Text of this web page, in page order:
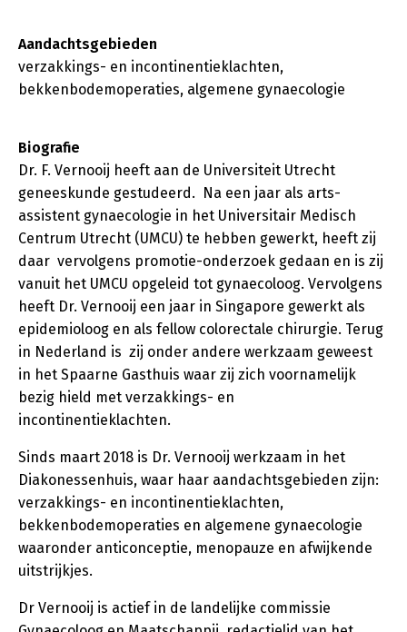
Aandachtsgebieden
verzakkings- en incontinentieklachten,
bekkenbodemoperaties, algemene gynaecologie
Biografie
Dr. F. Vernooij heeft aan de Universiteit Utrecht
geneeskunde gestudeerd. Na een jaar als arts-
assistent gynaecologie in het Universitair Medisch
Centrum Utrecht (UMCU) te hebben gewerkt, heeft zij
daar vervolgens promotie-onderzoek gedaan en is zij
vanuit het UMCU opgeleid tot gynaecoloog. Vervolgens
heeft Dr. Vernooij een jaar in Singapore gewerkt als
epidemioloog en als fellow colorectale chirurgie. Terug
in Nederland is zij onder andere werkzaam geweest
in het Spaarne Gasthuis waar zij zich voornamelijk
bezig hield met verzakkings- en
incontinentieklachten.
Sinds maart 2018 is Dr. Vernooij werkzaam in het
Diakonessenhuis, waar haar aandachtsgebieden zijn:
verzakkings- en incontinentieklachten,
bekkenbodemoperaties en algemene gynaecologie
waaronder anticonceptie, menopauze en afwijkende
uitstrijkjes.
Dr Vernooij is actief in de landelijke commissie